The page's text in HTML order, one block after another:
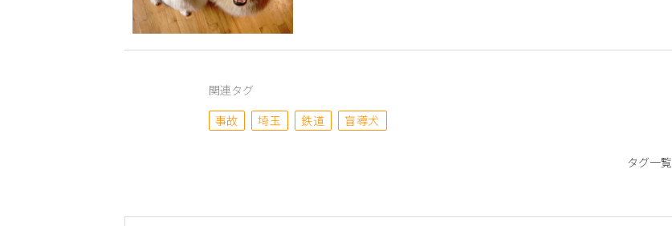
関連タグ
事故
埼玉 鉄道 盲導犬
タグ一覧